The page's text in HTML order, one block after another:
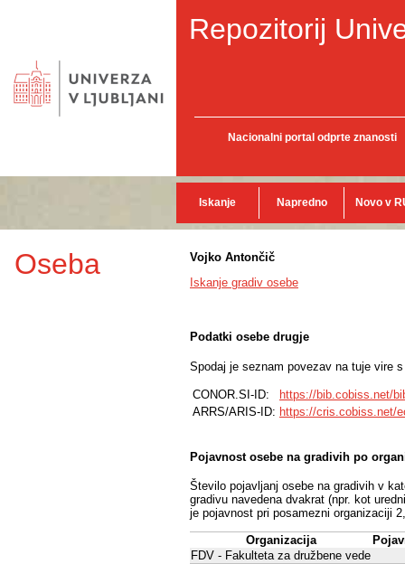
Repozitorij
Nacionalni portal odprte znanosti
Iskanje Napredno Novo v
Oseba
Vojko Antončič
Iskanje gradiv osebe
Podatki osebe drugje
Spodaj je seznam povezav na tuje vire
CONOR.SI-ID:
https://bib.cobiss.net/
ARRS/ARIS-ID: https://cris.cobiss.net/
Pojavnost osebe na gradivih po
Število pojavljanj osebe na gradivih v
gradivu navedena dvakrat (npr. kot
je pojavnost pri posamezni organizaciji
Organizacija
FDV - Fakulteta za družbene vede